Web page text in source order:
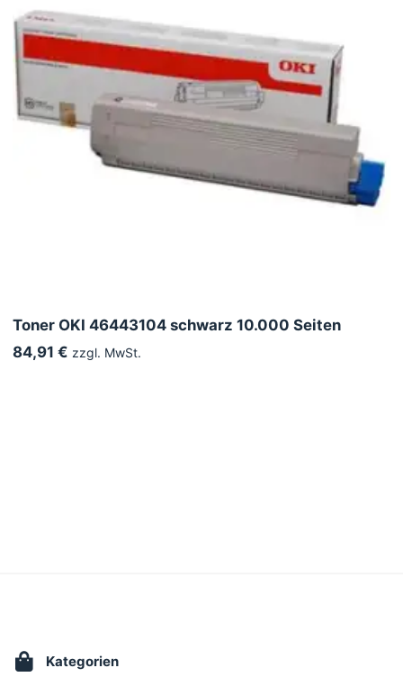
Toner OKI 46443104 schwarz 10.000 Seiten
84,91 € zzgl. MwSt.
Kategorien